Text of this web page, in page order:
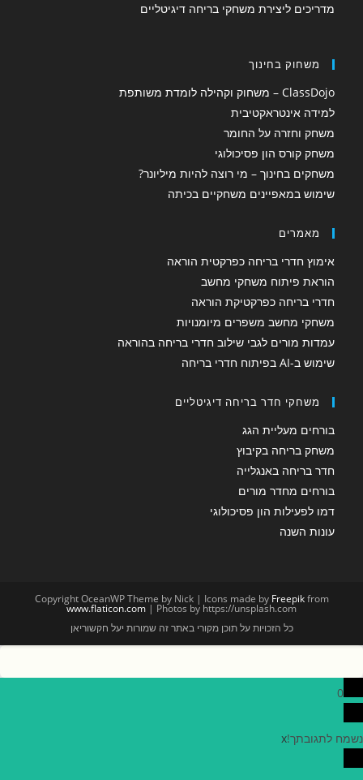
מדריכים ליצירת משחקי בריחה דיגיטליים
משחוק בחינוך
ClassDojo – משחוק וקהילה לומדת משותפת
למידה אינטראקטיבית
משחק וחזרה על החומר
משחק קורס הון פסיכולוגי
משחקים בחינוך – מי רוצה להיות מיליונר?
שימוש במאפיינים משחקיים בכיתה
מאמרים
אימוץ חדרי בריחה כפרקטית הוראה
הוראת פיתוח משחקי מחשב
חדרי בריחה כפרקטיקת הוראה
משחקי מחשב משפרים מיומנויות
עמדות מורים לגבי שילוב חדרי בריחה בהוראה
שימוש ב-AI בפיתוח חדרי בריחה
משחקי חדר בריחה דיגיטליים
בורחים מעליית הגג
משחק בריחה בקיבוץ
חדר בריחה באנגלייה
בורחים מחדר מורים
דמו לפעילות הון פסיכולוגי
עונות השנה
Copyright OceanWP Theme by Nick | Icons made by Freepikfrom
www.flaticon.com | Photos by https://unsplash.com
כל הזכויות על תוכן מקורי באתר זה שמורות יעל חקשוריאן
0
נשמח לתגובתך!x